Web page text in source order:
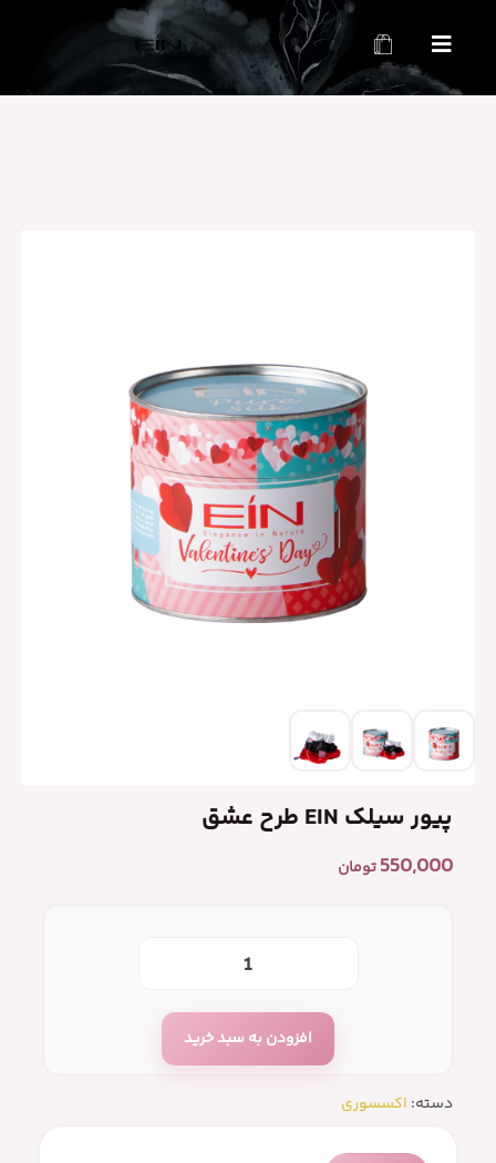
محصولات بهداشتی و زیبایی EINمحصولات بهداشتی و زیبایی EIN
پیور سیلک EIN طرح عشق
550,000تومان
افزودن به سبد خرید
دسته: اکسسوری